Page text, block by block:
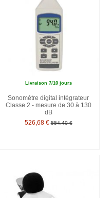
Livraison 7/10 jours
Sonomètre digital intégrateur
Classe 2 - mesure de 30 à 130
dB
526,68 € 554,40 €